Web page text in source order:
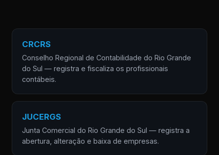
CRCRS
Conselho Regional de Contabilidade do Rio Grande
do Sul — registra e fiscaliza os profissionais
contábeis.
JUCERGS
Junta Comercial do Rio Grande do Sul — registra a
abertura, alteração e baixa de empresas.